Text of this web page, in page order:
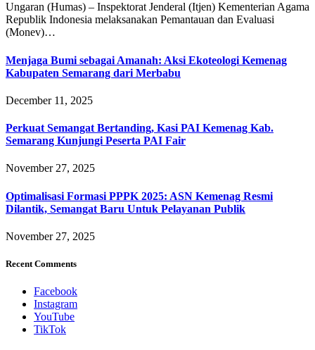
Ungaran (Humas) – Inspektorat Jenderal (Itjen) Kementerian Agama
Republik Indonesia melaksanakan Pemantauan dan Evaluasi
(Monev)…
Menjaga Bumi sebagai Amanah: Aksi Ekoteologi Kemenag
Kabupaten Semarang dari Merbabu
December 11, 2025
Perkuat Semangat Bertanding, Kasi PAI Kemenag Kab.
Semarang Kunjungi Peserta PAI Fair
November 27, 2025
Optimalisasi Formasi PPPK 2025: ASN Kemenag Resmi
Dilantik, Semangat Baru Untuk Pelayanan Publik
November 27, 2025
Recent Comments
Facebook
Instagram
YouTube
TikTok